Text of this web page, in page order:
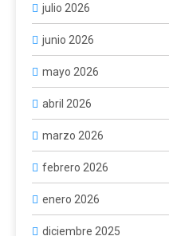
julio 2026
junio 2026
mayo 2026
abril 2026
marzo 2026
febrero 2026
enero 2026
diciembre 2025